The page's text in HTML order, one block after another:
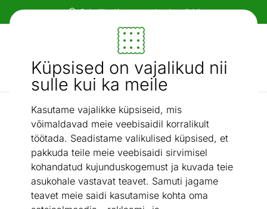
Küpsised on vajalikud nii
sulle kui ka meile
Kasutame vajalikke küpsiseid, mis
võimaldavad meie veebisaidil korralikult
töötada. Seadistame valikulised küpsised, et
pakkuda teile meie veebisaidi sirvimisel
kohandatud kujunduskogemust ja kuvada teie
asukohale vastavat teavet. Samuti jagame
teavet meie saidi kasutamise kohta oma
Paindlikud ja mugavad makseviisid!
Mööbel ja sisustus - ON24
Otsi...
AI otsing
Diivanikomplektid / Diivanikomplekt